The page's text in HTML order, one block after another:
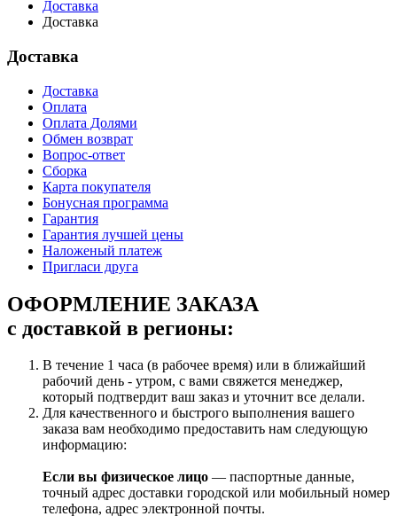
Доставка
Доставка
Доставка
Доставка
Оплата
Оплата Долями
Обмен возврат
Вопрос-ответ
Сборка
Карта покупателя
Бонусная программа
Гарантия
Гарантия лучшей цены
Наложеный платеж
Пригласи друга
ОФОРМЛЕНИЕ ЗАКАЗА
с доставкой в регионы:
В течение 1 часа (в рабочее время) или в ближайший
рабочий день - утром, с вами свяжется менеджер,
который подтвердит ваш заказ и уточнит все делали.
Для качественного и быстрого выполнения вашего
заказа вам необходимо предоставить нам следующую
информацию:
Если вы физическое лицо — паспортные данные,
точный адрес доставки городской или мобильный номер
телефона, адрес электронной почты.